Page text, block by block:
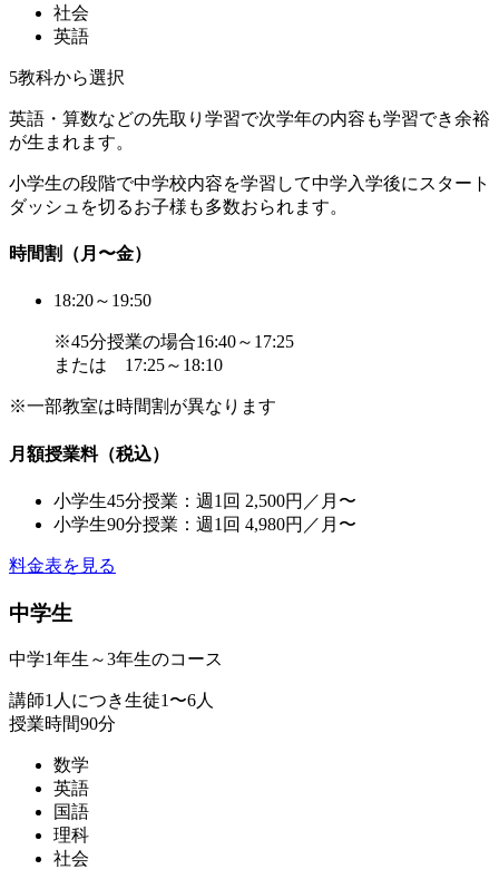
社会
英語
5教科から選択
英語・算数などの先取り学習で次学年の内容も学習でき余裕
が生まれます。
小学生の段階で中学校内容を学習して中学入学後にスタート
ダッシュを切るお子様も多数おられます。
時間割（月〜金）
18:20～19:50
※45分授業の場合16:40～17:25
または 17:25～18:10
※一部教室は時間割が異なります
月額授業料（税込）
小学生45分授業： 週1回 2,500円／月〜
小学生90分授業： 週1回 4,980円／月〜
料金表を見る
中学生
中学1年生～3年生のコース
講師1人につき生徒1〜6人
授業時間90分
数学
英語
国語
理科
社会